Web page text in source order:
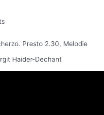
Presto 2.30, Melodie
Haider-Dechant